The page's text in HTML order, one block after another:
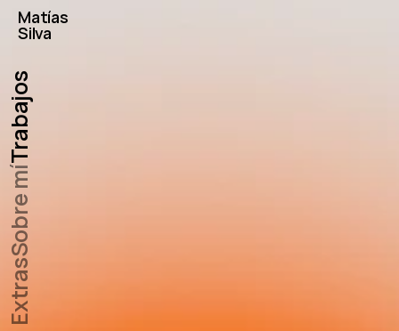
Matías
Silva
Extras
Sobre mí
Trabajos